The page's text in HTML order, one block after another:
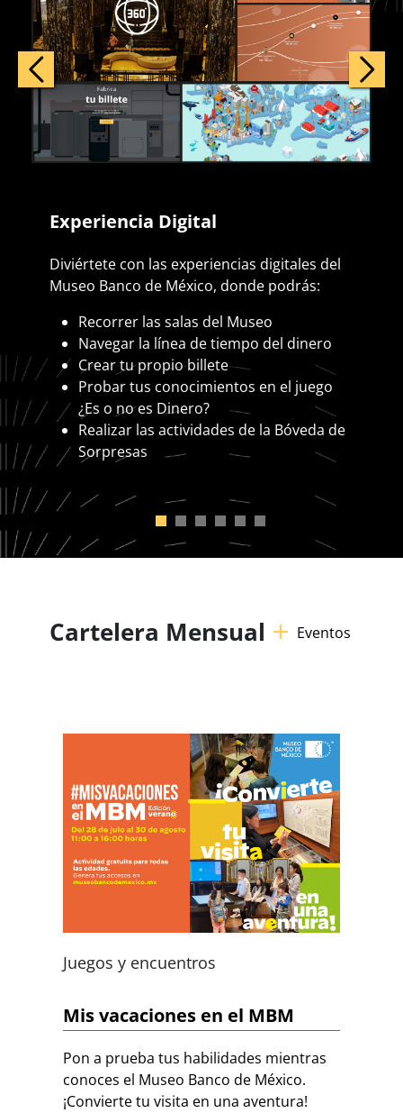
Previous
Experiencia Digital
Diviértete con las experiencias digitales del
Museo Banco de México, donde podrás:
Recorrer las salas del Museo
Navegar la línea de tiempo del dinero
Crear tu propio billete
Probar tus conocimientos en el juego
¿Es o no es Dinero?
Realizar las actividades de la Bóveda de
Sorpresas
Cartelera Mensual Eventos
Juegos y encuentros
Mis vacaciones en el MBM
Pon a prueba tus habilidades mientras
conoces el Museo Banco de México.
¡Convierte tu visita en una aventura!